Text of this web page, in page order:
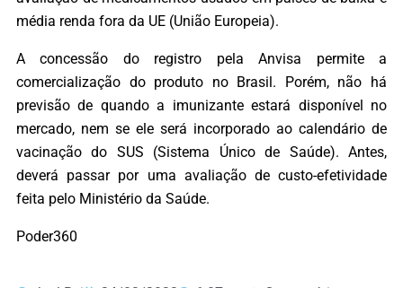
média renda fora da UE (União Europeia).
A concessão do registro pela Anvisa permite a
comercialização do produto no Brasil. Porém, não há
previsão de quando a imunizante estará disponível no
mercado, nem se ele será incorporado ao calendário de
vacinação do SUS (Sistema Único de Saúde). Antes,
deverá passar por uma avaliação de custo-efetividade
feita pelo Ministério da Saúde.
Poder360